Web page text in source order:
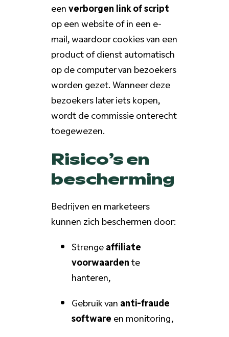
eenverborgen link of script
op een website of in een e-
mail, waardoor cookies van een
product of dienst automatisch
op de computer van bezoekers
worden gezet. Wanneer deze
bezoekers later iets kopen,
wordt de commissie onterecht
toegewezen.
Risico’s en
bescherming
Bedrijven en marketeers
kunnen zich beschermen door:
Strengeaffiliate
voorwaardente
hanteren,
Gebruik van anti-fraude
software en monitoring,